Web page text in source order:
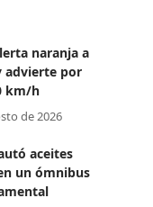
naranja a
advierte por
km/h
de 2026
aceites
un ómnibus